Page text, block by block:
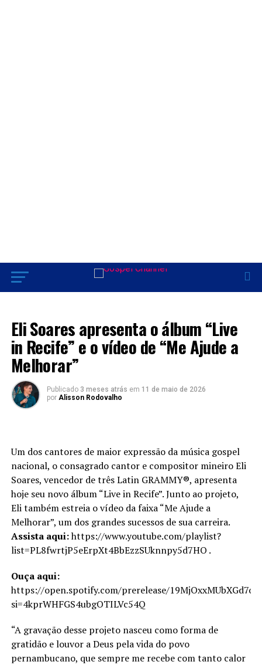
Eli Soares apresenta o álbum “Live
in Recife” e o vídeo de “Me Ajude a
Melhorar”
Publicado 3 meses atrás em 11 de maio de 2026
por Alisson Rodovalho
Um dos cantores de maior expressão da música gospel
nacional, o consagrado cantor e compositor mineiro Eli
Soares, vencedor de três Latin GRAMMY®️, apresenta
hoje seu novo álbum “Live in Recife”. Junto ao projeto,
Eli também estreia o vídeo da faixa “Me Ajude a
Melhorar”, um dos grandes sucessos de sua carreira.
Assista aqui:https://www.youtube.com/playlist?
list=PL8fwrtjP5eErpXt4BbEzzSUknnpy5d7HO .
Ouça aqui:
https://open.spotify.com/prerelease/
si=4kprWHFGS4ubgOTILVc54Q
“A gravação desse projeto nasceu como forma de
gratidão e louvor a Deus pela vida do povo
pernambucano, que sempre me recebe com tanto calor